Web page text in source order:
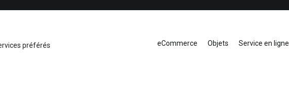
préférés eCommerce Objets Service en ligne